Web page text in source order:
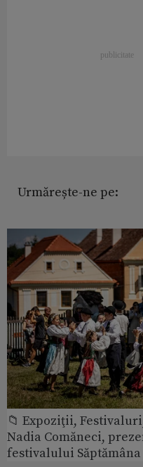
Urmărește-ne pe:
📁 Expoziţii,
Nadia Comăneci,
festivalului